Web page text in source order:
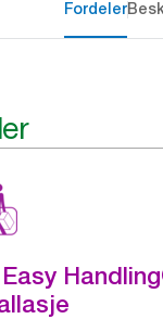
Fordeler